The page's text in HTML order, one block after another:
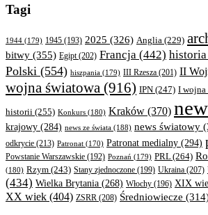
Tagi
1944 (179) 1945 (193) 2025 (326) Anglia (229)
bitwy (355) Egipt(202) Francja (442) historia
Polski (554) hiszpania (179) III Rzesza (201) II
wojna światowa (916) IPN (247) I wojna
historii (255) Konkurs (180) Kraków (370)
krajowy (284) news ze świata (188) news światowy
odkrycie (213) Patronat (170) Patronat medialny (294)
Powstanie Warszawskie (192) Poznań (179) PRL(264)
(180) Rzym (243) Stany zjednoczone (199) Ukraina (207)
(434) Wielka Brytania (268) Włochy (196) XIX
XX wiek (404) ZSRR (208) Średniowiecze